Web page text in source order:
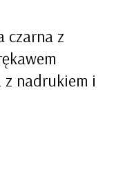
czarna z
nadrukiem i